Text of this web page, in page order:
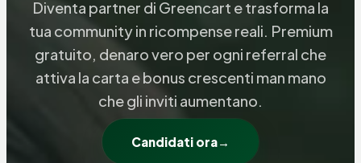
Diventa partner di Greencart e trasforma la
tua community in ricompense reali. Premium
gratuito, denaro vero per ogni referral che
attiva la carta e bonus crescenti man mano
che gli inviti aumentano.
Candidati ora→